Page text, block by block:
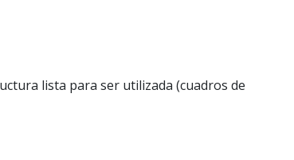
lista para ser utilizada (cuadros de